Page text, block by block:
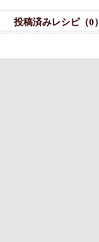
投稿済みレシピ（0）